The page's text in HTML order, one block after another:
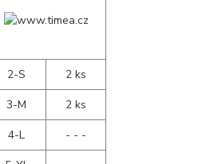
2-S
2 ks
3-M
2 ks
4-L
- - -